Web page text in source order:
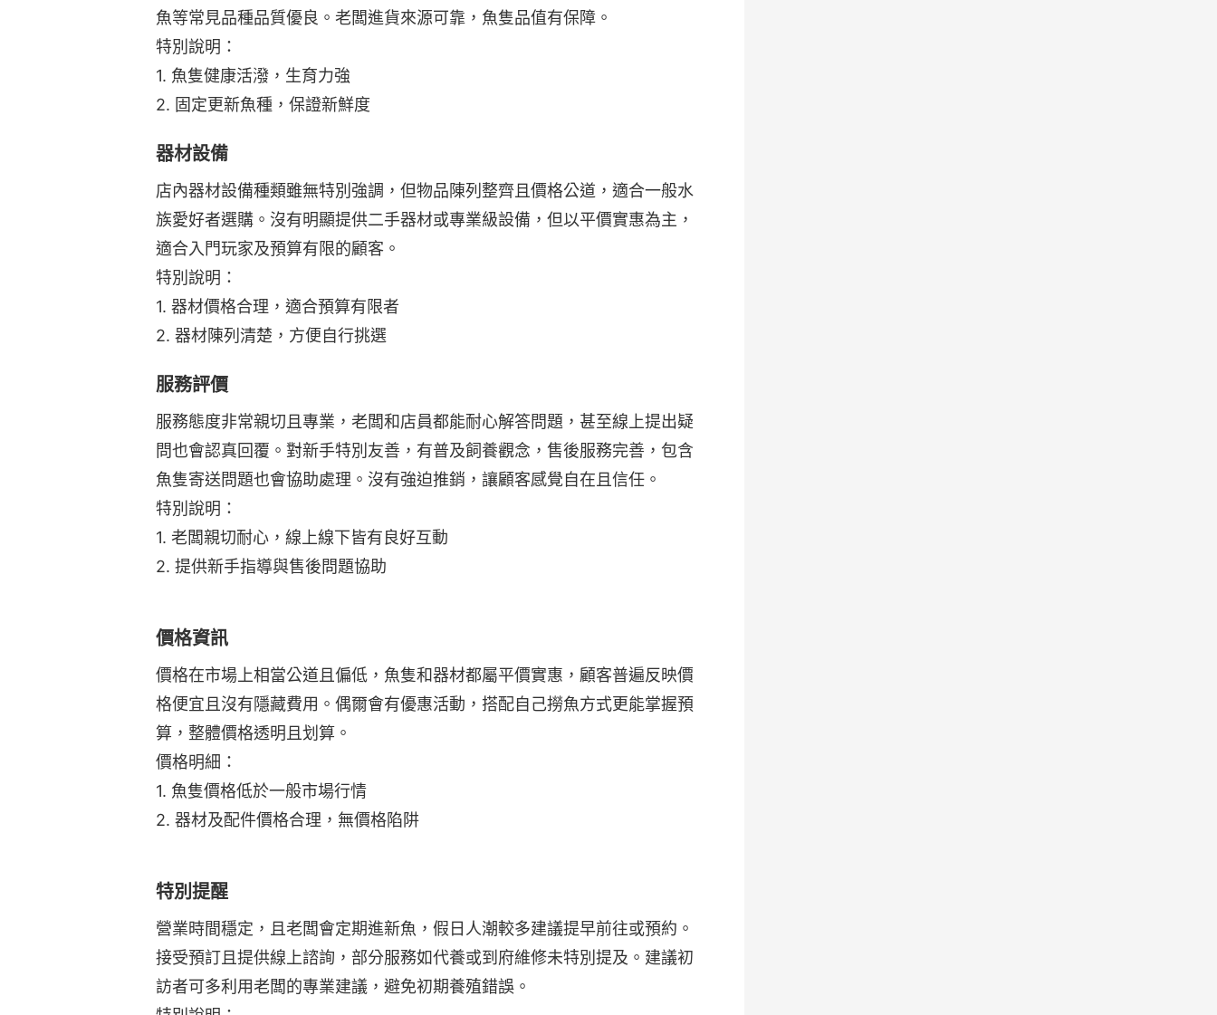
魚等常見品種品質優良。老闆進貨來源可靠，魚隻品值有保障。
特別說明：
1. 魚隻健康活潑，生育力強
2. 固定更新魚種，保證新鮮度
器材設備
店內器材設備種類雖無特別強調，但物品陳列整齊且價格公道，適合一般水
族愛好者選購。沒有明顯提供二手器材或專業級設備，但以平價實惠為主，
適合入門玩家及預算有限的顧客。
特別說明：
1. 器材價格合理，適合預算有限者
2. 器材陳列清楚，方便自行挑選
服務評價
服務態度非常親切且專業，老闆和店員都能耐心解答問題，甚至線上提出疑
問也會認真回覆。對新手特別友善，有普及飼養觀念，售後服務完善，包含
魚隻寄送問題也會協助處理。沒有強迫推銷，讓顧客感覺自在且信任。
特別說明：
1. 老闆親切耐心，線上線下皆有良好互動
2. 提供新手指導與售後問題協助
價格資訊
價格在市場上相當公道且偏低，魚隻和器材都屬平價實惠，顧客普遍反映價
格便宜且沒有隱藏費用。偶爾會有優惠活動，搭配自己撈魚方式更能掌握預
算，整體價格透明且划算。
價格明細：
1. 魚隻價格低於一般市場行情
2. 器材及配件價格合理，無價格陷阱
特別提醒
營業時間穩定，且老闆會定期進新魚，假日人潮較多建議提早前往或預約。
接受預訂且提供線上諮詢，部分服務如代養或到府維修未特別提及。建議初
訪者可多利用老闆的專業建議，避免初期養殖錯誤。